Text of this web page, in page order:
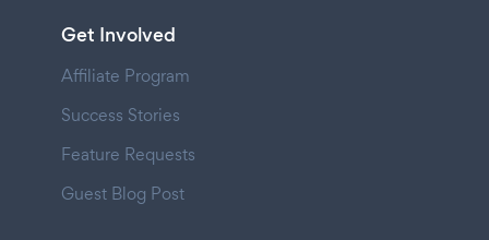
Get Involved
Affiliate Program
Success Stories
Feature Requests
Guest Blog Post